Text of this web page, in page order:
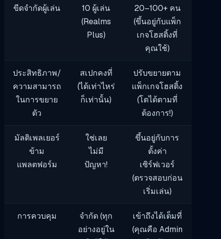
ขีดจำกัดผู้เล่น
10 ผู้เล่น
(Realms
Plus)
20–100+ คน
(ขึ้นอยู่กับแพ็ก
เกจโฮสติ้งที่
คุณใช้)
ประสิทธิภาพ/
ความสามารถ
ในการขยาย
ตัว
สเปกคงที่
(ได้เท่าไหร่
ก็เท่านั้น)
ปรับขยายตาม
แพ็กเกจโฮสติ้ง
(โตได้ตามที่
ต้องการ!)
มัลติเพลเยอร์
ข้าม
แพลตฟอร์ม
ใช่เลย
ไม่มี
ปัญหา!
ขึ้นอยู่กับการ
ตั้งค่า
เซิร์ฟเวอร์
(ตรวจสอบก่อน
เริ่มเล่น)
การควบคุม
จำกัด (ทุก
อย่างอยู่ใน
เข้าถึงได้เต็มที่
(คุณคือ Admin